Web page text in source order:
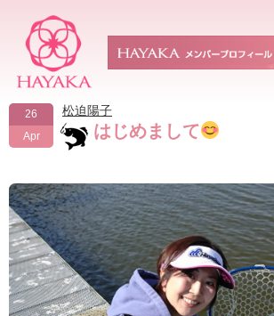
26
Apr
松迫陽子
はじめまして